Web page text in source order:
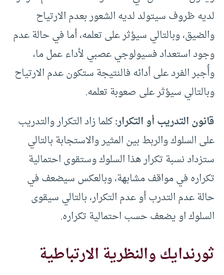
لديه ظروف سيتولد لديه الشعور بعدم الارتياح
والضيق، وبالتالي سيؤثر على تعلمه، أما في حالة عدم
وجود استعداد فسيولوجي عصبي لأداء عمل ما،
وأُجبر الفرد على أدائه فالنتيجة ستكون عدم الارتياح
وبالتالي سيؤثر على صعوبة تعلمه.
قانون التدريب أو التكرار:كلما زاد التكرار والتدريب
على السلوك والربط بين المثير والاستجابة بالتالي
ستزداد نسبة تكرار هذا السلوك وستقوى احتمالية
تكراره في مواقف مشابهة، وبالعكس سيضعف في
حالة عدم التدرب أو عدم التكرار، بالتالي سيقوى
السلوك او يضعف حسب احتمالية تكراره.
ثورندايك والنظرية الارتباطية